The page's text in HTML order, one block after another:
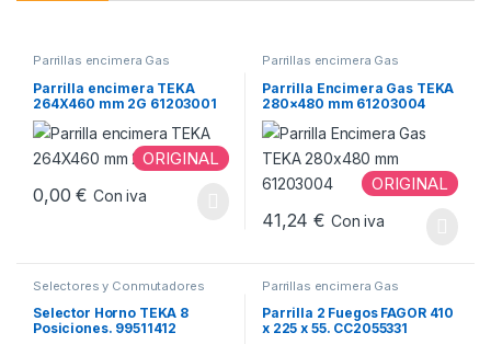
Parrillas encimera Gas
Parrilla encimera TEKA
264X460 mm 2G 61203001
ORIGINAL
0,00€ Con iva
Parrillas encimera Gas
Parrilla Encimera Gas TEKA
280×480 mm 61203004
ORIGINAL
41,24€ Con iva
Selectores y Conmutadores
Selectores y
Conmutadores TEKA
Selector Horno TEKA 8
Posiciones. 99511412
Parrillas encimera Gas
Parrilla 2 Fuegos FAGOR 410
x 225 x 55. CC2055331